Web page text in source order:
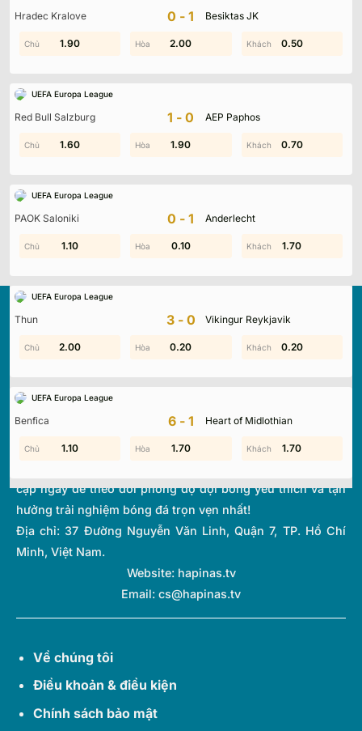
Hradec Kralove 0-1 Besiktas JK
0.40 1.40 0.50
1.90 2.00 0.50
UEFA Europa League
Red Bull Salzburg 1-0 AEP Paphos
1.40 1.20 1.00
1.60 1.90 0.70
UEFA Europa League
PAOK Saloniki 0-1 Anderlecht
1.10 1.70 1.30
1.10 0.10 1.70
UEFA Europa League
Thun 3-0 Vikingur Reykjavik
0.10 2.00 1.20
2.00 0.20 0.20
UEFA Europa League
Benfica 6-1 Heart of Midlothian
1.60 0.80 1.30
1.10 1.70 1.70
thi đấu và bảng xếp hạng từ hơn 1.000 giải đấu toàn cầu.
Với giao diện tối ưu và tốc độ cập nhật thời gian thực
(Livescore) siêu tốc, chúng tôi giúp bạn không bỏ lỡ bất kỳ
cập ngay để theo dõi phong độ đội bóng yêu thích và tận
hưởng trải nghiệm bóng đá trọn vẹn nhất!
Địa chỉ: 37 Đường Nguyễn Văn Linh, Quận 7, TP. Hồ Chí
Minh, Việt Nam.
Website: hapinas.tv
Email: cs@hapinas.tv
Về chúng tôi
Điều khoản & điều kiện
Chính sách bảo mật